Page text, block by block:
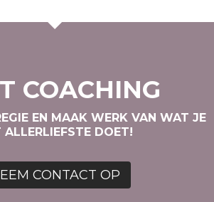
COACHING
EN MAAK WERK VAN WAT JE
ALLERLIEFSTE DOET!
CONTACT OP